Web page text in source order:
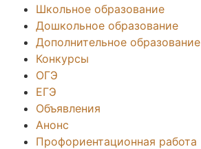
Школьное образование
Дошкольное образование
Дополнительное образование
Конкурсы
ОГЭ
ЕГЭ
Объявления
Анонс
Профориентационная работа